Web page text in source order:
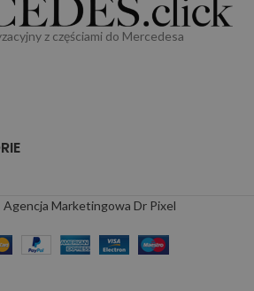
z częściami do Mercedesa
Agencja Marketingowa Dr Pixel